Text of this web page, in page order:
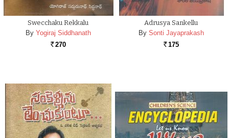
Swecchaku Rekkalu
By Yogiraj Siddhanath
Rs. 270
Adrusya Sankellu
By Sonti Jayaprakash
Rs. 175